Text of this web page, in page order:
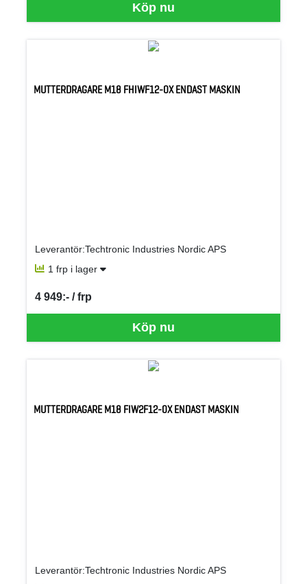
Köp nu
MUTTERDRAGARE M18 FHIWF12-0X ENDAST MASKIN
Leverantör:Techtronic Industries Nordic APS
1 frp i lager
Köp nu
4 949:- / frp
SEK per FRP
MUTTERDRAGARE M18 FIW2F12-0X ENDAST MASKIN
Leverantör:Techtronic Industries Nordic APS